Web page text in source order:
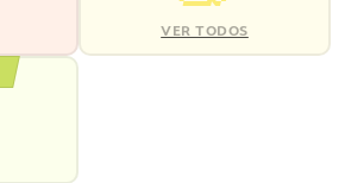
VER TODOS